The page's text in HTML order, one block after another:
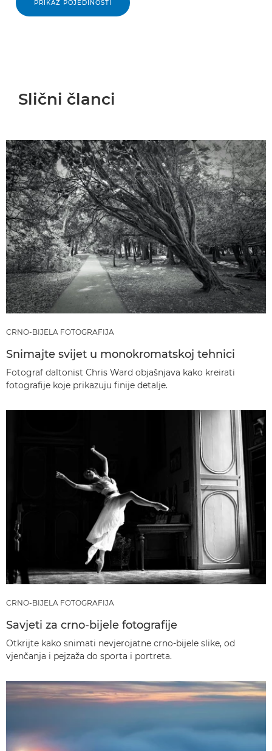
PRIKAZ POJEDINOSTI
Slični članci
CRNO-BIJELA FOTOGRAFIJA
Snimajte svijet u monokromatskoj tehnici
Fotograf daltonist Chris Ward objašnjava kako kreirati
fotografije koje prikazuju finije detalje.
CRNO-BIJELA FOTOGRAFIJA
Savjeti za crno-bijele fotografije
Otkrijte kako snimati nevjerojatne crno-bijele slike, od
vjenčanja i pejzaža do sporta i portreta.